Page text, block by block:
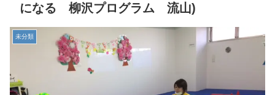
になる 柳沢プログラム 流山)
未分類